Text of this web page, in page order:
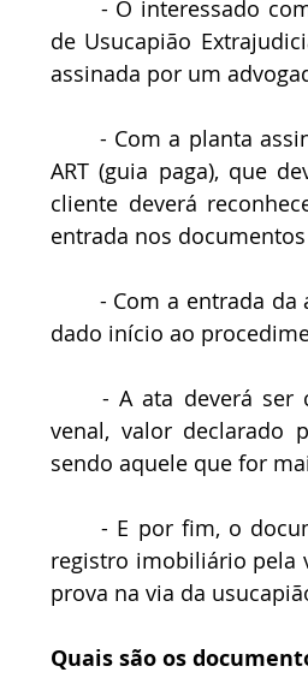
de Usucapião
assinada por um
	- Com a planta assinada pelo profissional (engenheiro, topógrafo e outros) com a
ART (guia paga), que
cliente deverá
entrada nos
dado início ao
	- A ata deverá ser cobrada com valor declarado (poderá ser informado o valor
venal, valor declarado
sendo aquele que for
	- E por fim, o documento poderá ser lavrado sem a necessidade da garantia do
registro imobiliário pela
prova na via da
Quais são os